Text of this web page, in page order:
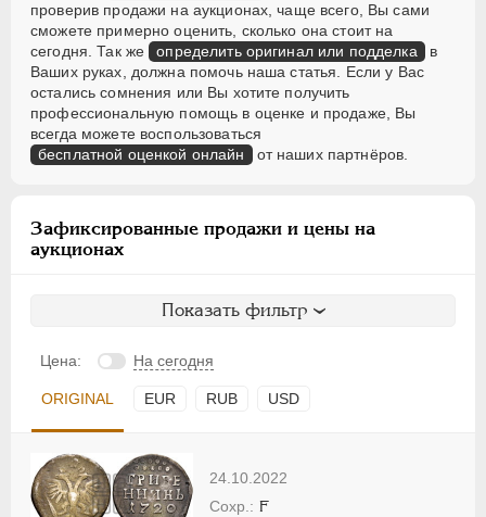
проверив продажи на аукционах, чаще всего, Вы сами
сможете примерно оценить, сколько она стоит на
сегодня. Так же определить оригинал или подделка в
Ваших руках, должна помочь наша статья. Если у Вас
остались сомнения или Вы хотите получить
профессиональную помощь в оценке и продаже, Вы
всегда можете воспользоваться
бесплатной оценкой онлайн от наших партнёров.
Зафиксированные продажи и цены на
аукционах
Показать фильтр
Цена: На сегодня
ORIGINAL EUR RUB USD
24.10.2022
F